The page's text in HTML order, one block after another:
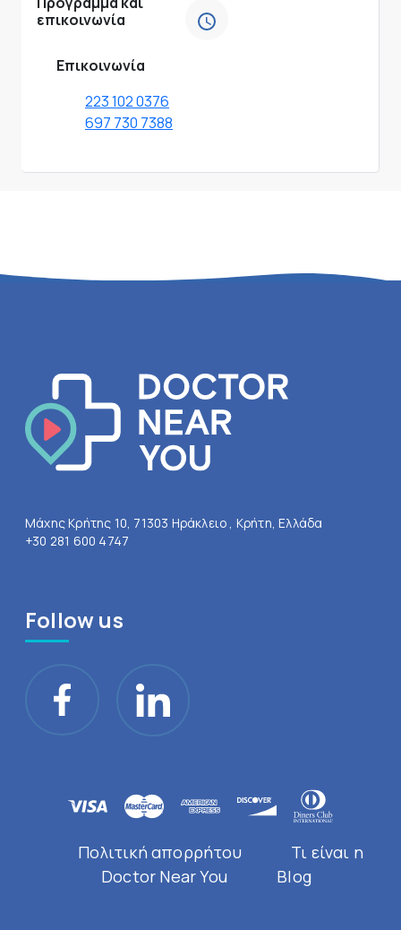
επικοινωνία
Επικοινωνία
223 102 0376
697 730 7388
Μάχης Κρήτης 10, 71303 Ηράκλειο , Κρήτη, Ελλάδα
+30 281 600 4747
Follow us
Πολιτική απορρήτου
Τι είναι η
Doctor Near You
Blog